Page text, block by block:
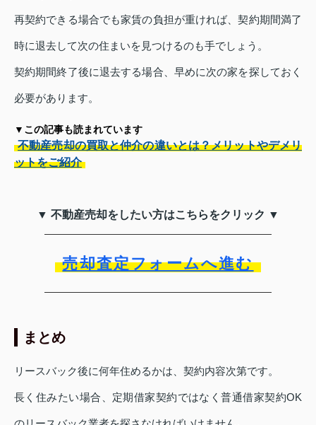
再契約できる場合でも家賃の負担が重ければ、契約期間満了
時に退去して次の住まいを見つけるのも手でしょう。
契約期間終了後に退去する場合、早めに次の家を探しておく
必要があります。
▼この記事も読まれています
不動産売却の買取と仲介の違いとは？メリットやデメリ
ットをご紹介
▼ 不動産売却をしたい方はこちらをクリック ▼
売却査定フォームへ進む
まとめ
リースバック後に何年住めるかは、契約内容次第です。
長く住みたい場合、定期借家契約ではなく普通借家契約OK